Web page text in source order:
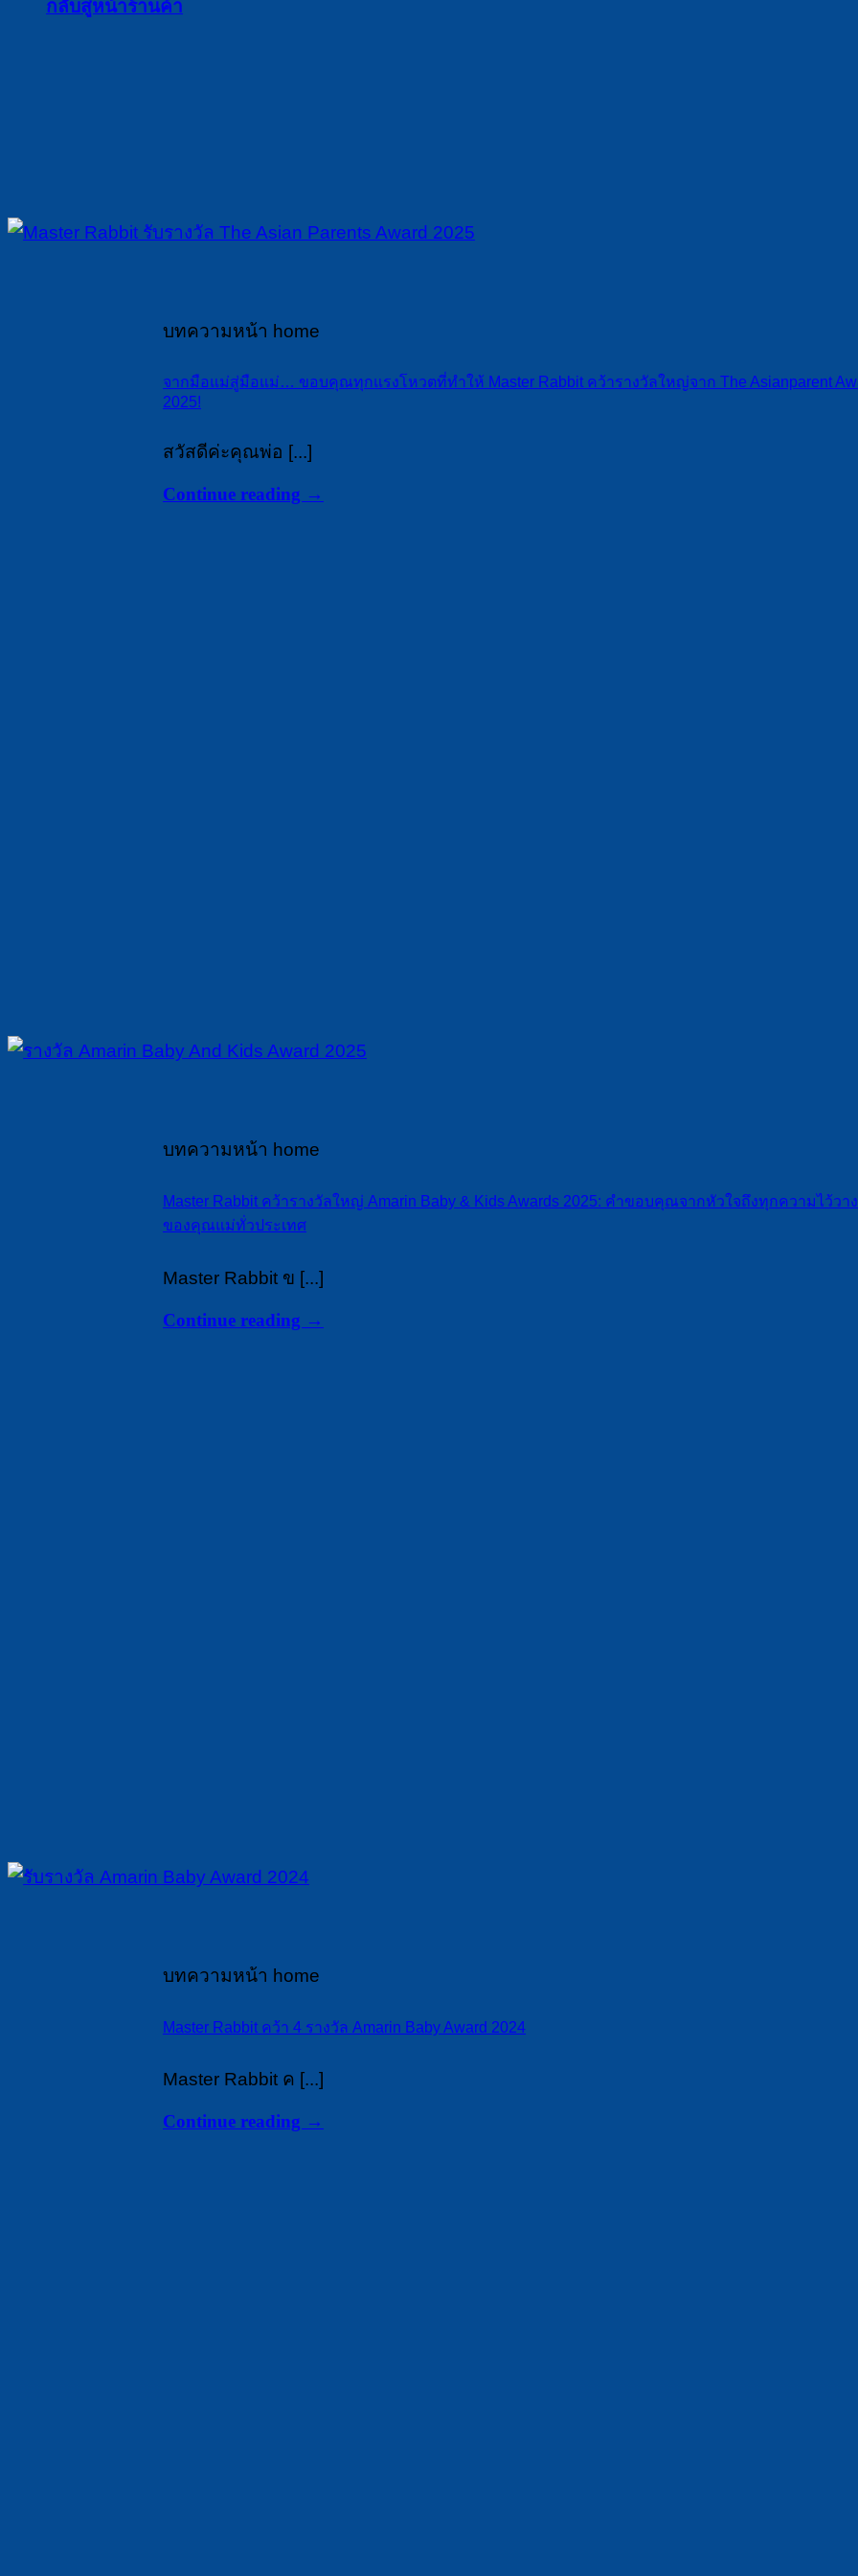
กลับสู่หน้าร้านค้า
บทความหน้า home
จากมือแม่สู่มือแม่… ขอบคุณทุกแรงโหวตที่ทำให้ Master Rabbit คว้ารางวัลใหญ่จาก The Asianparent
2025!
สวัสดีค่ะคุณพ่อ [...]
Continue reading →
บทความหน้า home
Master Rabbit คว้ารางวัลใหญ่ Amarin Baby & Kids Awards 2025: คำขอบคุณจากหัวใจถึงทุกความไว้วา
ของคุณแม่ทั่วประเทศ
Master Rabbit ข [...]
Continue reading →
บทความหน้า home
Master Rabbit คว้า 4 รางวัล Amarin Baby Award 2024
Master Rabbit ค [...]
Continue reading →